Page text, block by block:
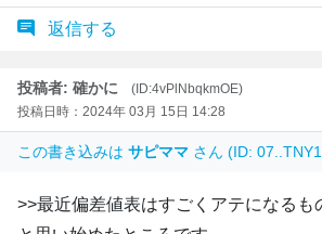
返信する
投稿者: 確かに
(ID:4vPlNbqkmOE)
投稿日時：2024年 03月 15日 14:28
この書き込みは サピママ さん (ID:
>>最近偏差値表はすごくアテになるも